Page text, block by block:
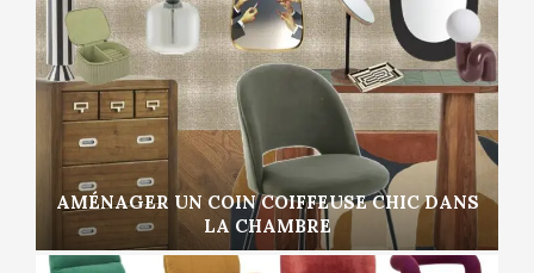
AMÉNAGER UN COIN COIFFEUSE CHIC DANS
LA CHAMBRE